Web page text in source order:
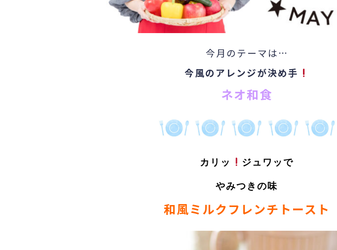
今月のテーマは…
今風のアレンジが決め手
ネオ和食
カリッ ジュワッで
やみつきの味
和風ミルクフレンチトースト